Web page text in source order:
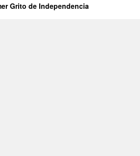
Grito de Independencia